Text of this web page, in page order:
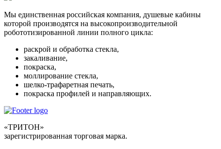
Мы единственная российская компания, душевые кабины
которой производятся на высокопроизводительной
робототизированной линии полного цикла:
раскрой и обработка стекла,
закаливание,
покраска,
моллирование стекла,
шелко-трафаретная печать,
покраска профилей и направляющих.
«ТРИТОН»
зарегистрированная торговая марка.